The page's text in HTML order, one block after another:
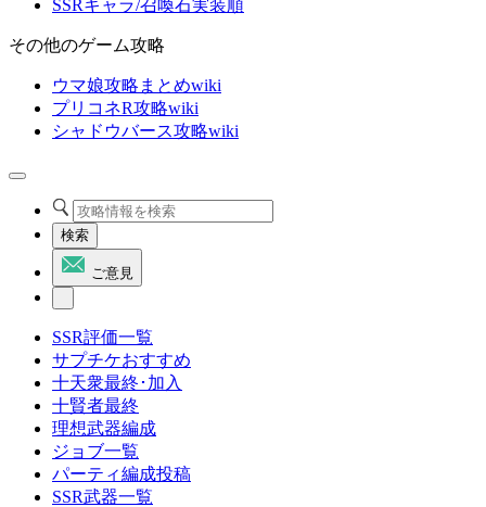
SSRキャラ/召喚石実装順
その他のゲーム攻略
ウマ娘攻略まとめwiki
プリコネR攻略wiki
シャドウバース攻略wiki
検索
ご意見
SSR評価一覧
サプチケおすすめ
十天衆最終･加入
十賢者最終
理想武器編成
ジョブ一覧
パーティ編成投稿
SSR武器一覧